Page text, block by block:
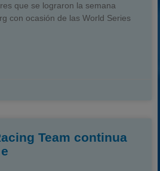
que se lograron la semana
con ocasión de las World Series
Team continua